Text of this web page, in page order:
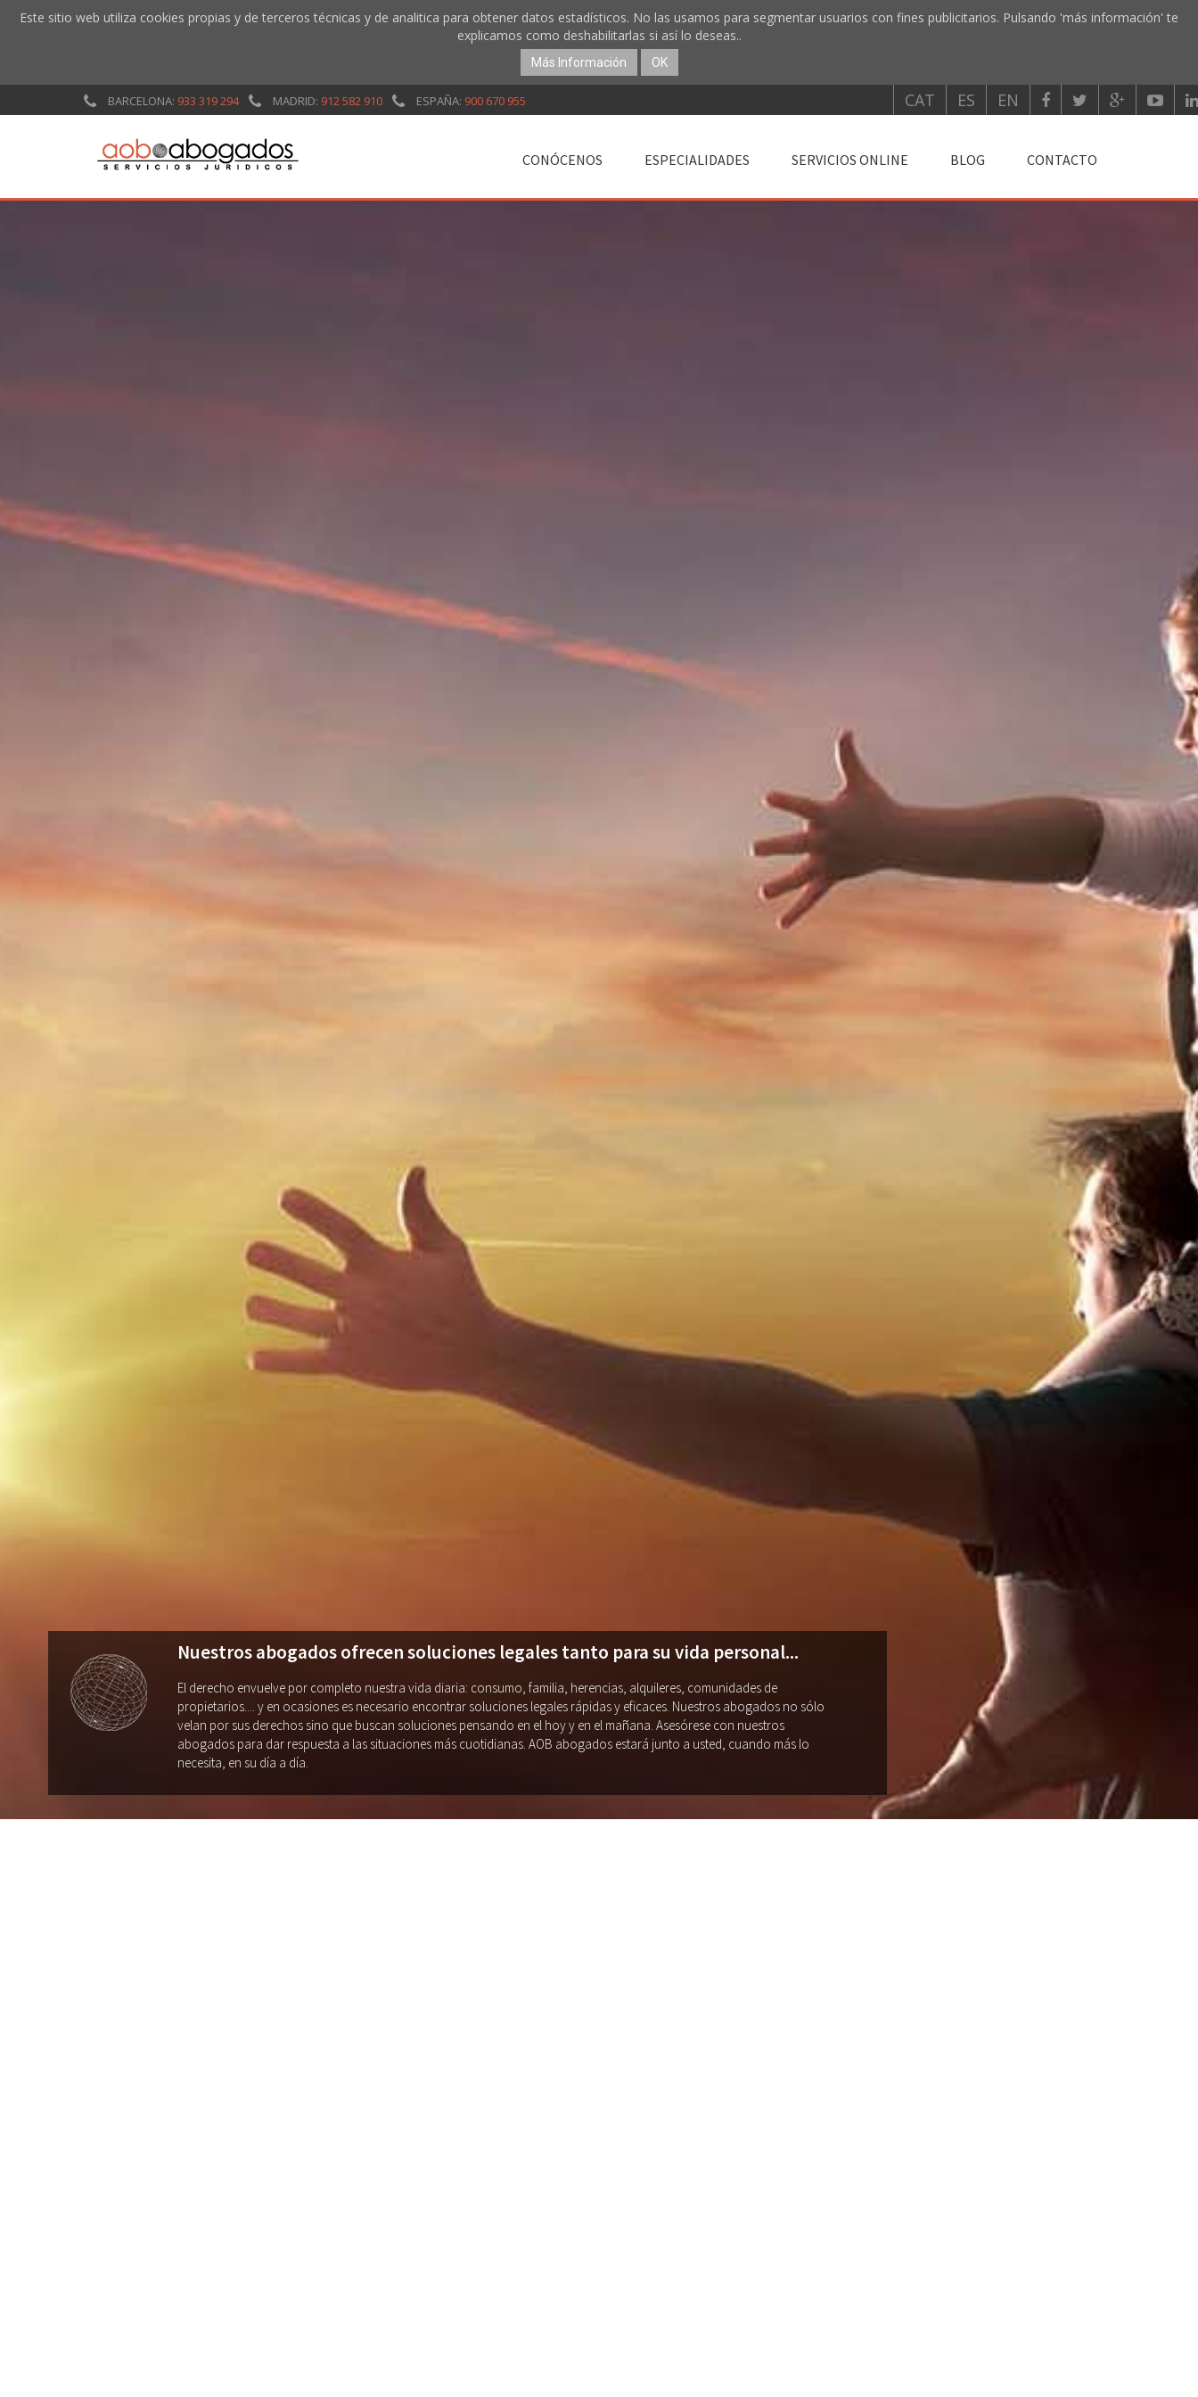
Este sitio web utiliza cookies propias y de terceros técnicas y de analitica para obtener datos estadísticos. No las usamos para segmentar usuarios con fines publicitarios. Pulsando 'más información' te
explicamos como deshabilitarlas si así lo deseas..
Más Información OK
BARCELONA: 933 319 294 MADRID: 912 582 910 ESPAÑA: 900 670 955 CAT ES EN
CONÓCENOS ESPECIALIDADES SERVICIOS ONLINE BLOG CONTACTO
Nuestros abogados ofrecen soluciones legales tanto para su vida personal...
El derecho envuelve por completo nuestra vida diaria: consumo, familia, herencias, alquileres, comunidades de
propietarios.... y en ocasiones es necesario encontrar soluciones legales rápidas y eficaces. Nuestros abogados no sólo
velan por sus derechos sino que buscan soluciones pensando en el hoy y en el mañana. Asesórese con nuestros
abogados para dar respuesta a las situaciones más cuotidianas. AOB abogados estará junto a usted, cuando más lo
necesita, en su día a día.